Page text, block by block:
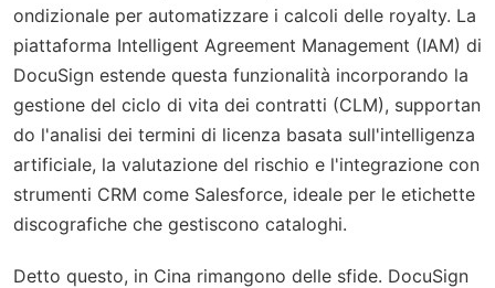
ondizionale per automatizzare i calcoli delle royalty. La
piattaforma Intelligent Agreement Management (IAM) di
DocuSign estende questa funzionalità incorporando la
gestione del ciclo di vita dei contratti (CLM), supportan
do l'analisi dei termini di licenza basata sull'intelligenza
artificiale, la valutazione del rischio e l'integrazione con
strumenti CRM come Salesforce, ideale per le etichette
discografiche che gestiscono cataloghi.
Detto questo, in Cina rimangono delle sfide. DocuSign